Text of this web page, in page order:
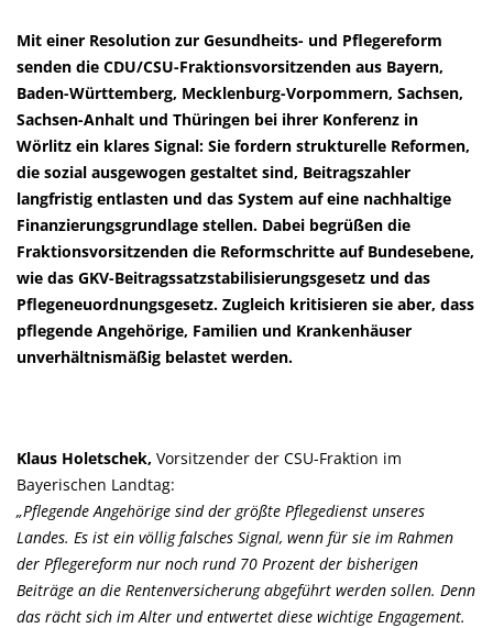
Mit einer Resolution zur Gesundheits- und Pflegereform
senden die CDU/CSU-Fraktionsvorsitzenden aus Bayern,
Baden-Württemberg, Mecklenburg-Vorpommern, Sachsen,
Sachsen-Anhalt und Thüringen bei ihrer Konferenz in
Wörlitz ein klares Signal: Sie fordern strukturelle Reformen,
die sozial ausgewogen gestaltet sind, Beitragszahler
langfristig entlasten und das System auf eine nachhaltige
Finanzierungsgrundlage stellen. Dabei begrüßen die
Fraktionsvorsitzenden die Reformschritte auf Bundesebene,
wie das GKV-Beitragssatzstabilisierungsgesetz und das
Pflegeneuordnungsgesetz. Zugleich kritisieren sie aber, dass
pflegende Angehörige, Familien und Krankenhäuser
unverhältnismäßig belastet werden.
Klaus Holetschek, Vorsitzender der CSU-Fraktion im
Bayerischen Landtag:
Pflegende Angehörige sind der größte Pflegedienst unseres
Landes. Es ist ein völlig falsches Signal, wenn für sie im Rahmen
der Pflegereform nur noch rund 70 Prozent der bisherigen
Beiträge an die Rentenversicherung abgeführt werden sollen. Denn
das rächt sich im Alter und entwertet diese wichtige Engagement.